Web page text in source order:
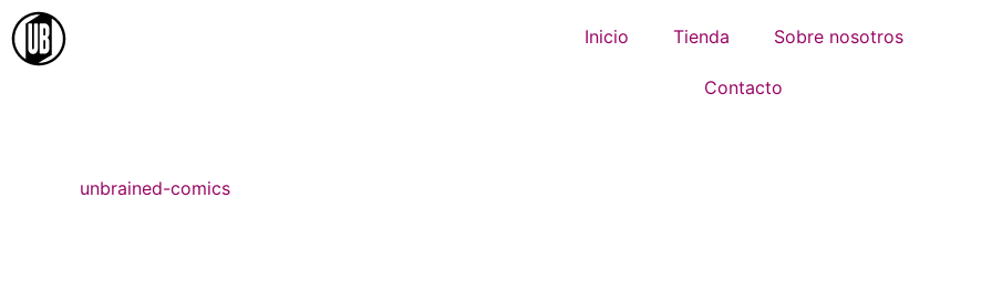
al
contenido
Inicio Tienda Sobre nosotros
Contacto
unbrained-comics